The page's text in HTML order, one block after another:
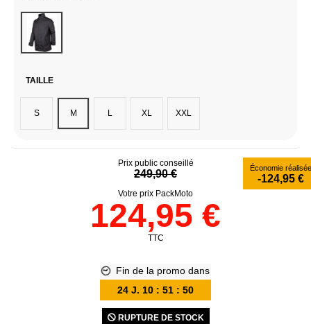
Noir
TAILLE
S M L XL XXL
Prix public conseillé
249,90 € Économie réalisée
-124,95 €
Votre prix PackMoto
124,95 €
TTC
Fin de la promo dans
24 J. 10 : 51 : 49
RUPTURE DE STOCK